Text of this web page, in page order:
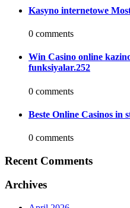
Kasyno internetowe
0 comments
Win Casino online
funksiyalar.252
0 comments
Beste Online Casinos in
0 comments
Recent Comments
Archives